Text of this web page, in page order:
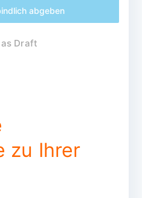
abgeben
Draft
zu Ihrer